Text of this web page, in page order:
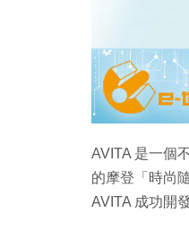
AVITA 是一個
的摩登「時尚
AVITA 成功開